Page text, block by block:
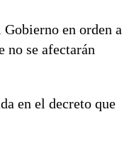
en orden a
no se afectarán
en el decreto que